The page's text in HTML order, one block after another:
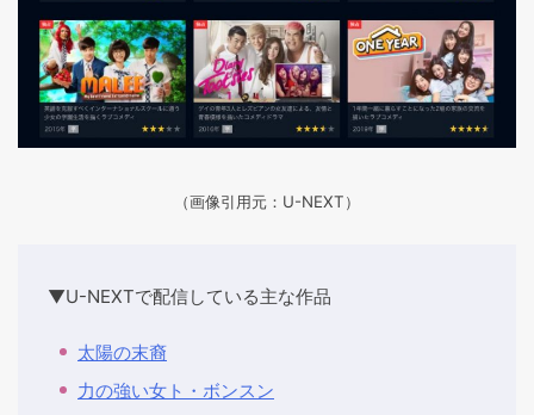
（画像引用元：U-NEXT）
▼U-NEXTで配信している主な作品
太陽の末裔
力の強い女ト・ボンスン